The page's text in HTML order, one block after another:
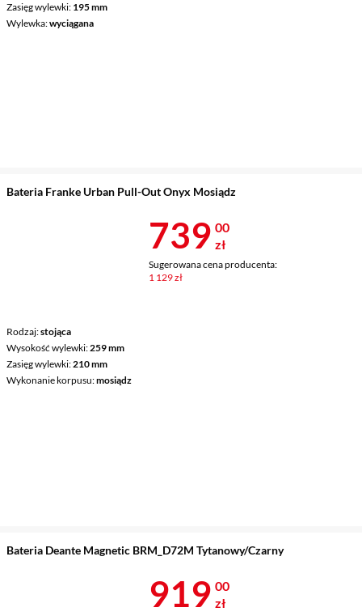
Zasięg wylewki 195 mm
Wylewka wyciągana
Bateria Franke Urban Pull-Out Onyx Mosiądz
Rodzaj stojąca
Wysokość wylewki 259 mm
Zasięg wylewki 210 mm
Wykonanie korpusu mosiądz
Cena 739 zł
739 00
zł
Sugerowana cena producenta:
1 129 zł
Bateria Deante Magnetic BRM_D72M Tytanowy/Czarny
Cena 919 zł
919 00
zł